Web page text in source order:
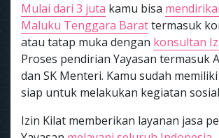
Mulai dari 3 juta kamu bisa
Maluku Tenggara Barattermasuk
atau tatap muka dengan konsultan
Proses pendirian Yayasan termasuk
dan SK Menteri. Kamu sudah
siap untuk melakukan kegiatan
Izin Kilat memberikan layanan jasa